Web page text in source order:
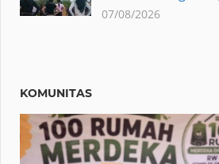
07/08/2026
KOMUNITAS